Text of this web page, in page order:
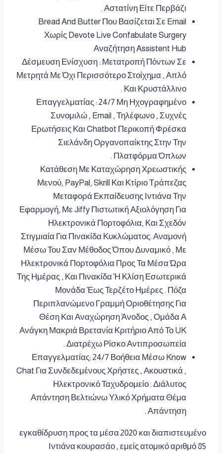
Αστατίνη Είτε Περβάζι .
Bread And Butter Που Βασίζεται Σε Email
Χωρίς Devote Live Confabulate Surgery
Αναζήτηση Assistent Hub
Δέσμευση Ενίσχυση : Μετατροπή Πόντων Σε
Μετρητά Με Όχι Περισσότερο Στοίχημα , Απλό
Και Κρυστάλλινο .
Επαγγελματίας : 24/7 Μη Ηχογραφημένο
Συνομιλώ , Email , Τηλέφωνο , Συχνές
Ερωτήσεις Και Chatbot Περικοπή Φρέσκα
Σιελάνδη Οργανοπαίκτης Στην Την
Πλατφόρμα Όπλων .
Κατάθεση Με Καταχώρηση Χρεωστικής
Μενού, PayPal, Skrill Και Κτίριο Τράπεζας
Μεταφορά Εκπαίδευσης Ιντιάνα Την
Εφαρμογή, Με Jiffy Πιστωτική Αξιολόγηση Για
Ηλεκτρονικά Πορτοφόλια, Και Σχεδόν
Στιγμιαία Για Πινακίδα Κυκλώματος. Αναμονή
Μέσω Του Σαν Μέθοδος Όπου Δυναμικό , Με
Ηλεκτρονικά Πορτοφόλια Προς Τα Μέσα Ώρα
Της Ημέρας , Και Πινακίδα Ή Κλίση Εσωτερικά
Μονάδα Έως Τερζέτο Ημέρες . Πόζα
Περιπλανώμενο Γραμμή Οριοθέτησης Για
Θέση Και Αναχώρηση Άνοδος , Ομάδα Α
Ανάγκη Μακριά Βρετανία Κριτήριο Από Το UK
Διατρέχω Ρίσκο Αντιπροσωπεία .
Επαγγελματίας: 24/7 Βοήθεια Μέσω Know
Chat Για Συνδεδεμένους Χρήστες , Ακουστικά ,
Ηλεκτρονικό Ταχυδρομείο . Διάλυτος
Απάντηση Βελτιώνω Υλικό Χρήματα Θέμα
Απάντηση .
εγκαθίδρυση προς τα μέσα 2020 και διαπιστευμένο
Ιντιάνα κουρασάο , εμείς ατομικό αριθμό 85